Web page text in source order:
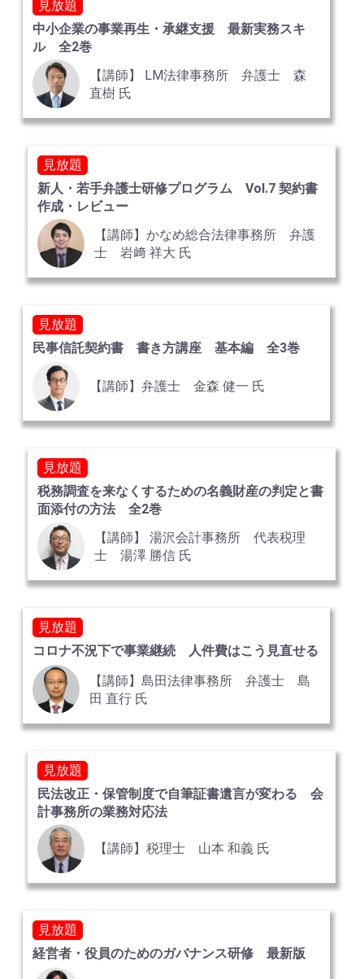
見放題
中小企業の事業再生・承継支援 最新実務スキ
ル 全2巻
【講師】 LM法律事務所 弁護士 森
直樹 氏
見放題
新人・若手弁護士研修プログラム Vol.7 契約書
作成・レビュー
【講師】かなめ総合法律事務所 弁護
士 岩﨑 祥大 氏
見放題
民事信託契約書 書き方講座 基本編 全3巻
【講師】弁護士 金森 健一 氏
見放題
税務調査を来なくするための名義財産の判定と書
面添付の方法 全2巻
【講師】 湯沢会計事務所 代表税理
士 湯澤 勝信 氏
見放題
コロナ不況下で事業継続 人件費はこう見直せる
【講師】島田法律事務所 弁護士 島
田 直行 氏
見放題
民法改正・保管制度で自筆証書遺言が変わる 会
計事務所の業務対応法
【講師】税理士 山本 和義 氏
見放題
経営者・役員のためのガバナンス研修 最新版